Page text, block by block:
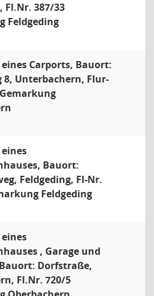
Fl.Nr. 387/33
Feldgeding
Carports, Bauort:
8, Unterbachern, Flur-
Bauort:
Feldgeding, Fl-Nr.
Feldgeding
, Garage und
Dorfstraße,
Fl.Nr. 720/5